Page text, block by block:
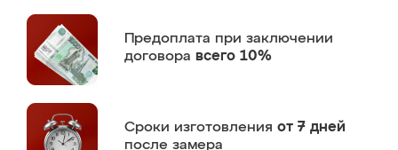
Предоплата при заключении
договора всего 10%
Сроки изготовления от 7 дней
после замера